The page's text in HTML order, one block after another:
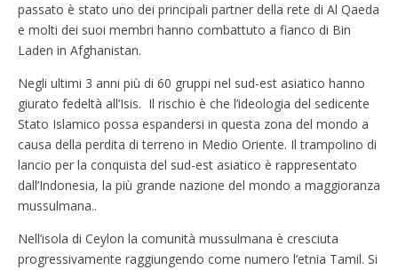
passato è stato uno dei principali partner della rete di Al Qaeda
e molti dei suoi membri hanno combattuto a fianco di Bin
Laden in Afghanistan.
Negli ultimi 3 anni più di 60 gruppi nel sud-est asiatico hanno
giurato fedeltà all’Isis. Il rischio è che l’ideologia del sedicente
Stato Islamico possa espandersi in questa zona del mondo a
causa della perdita di terreno in Medio Oriente. Il trampolino di
lancio per la conquista del sud-est asiatico è rappresentato
dall’Indonesia, la più grande nazione del mondo a maggioranza
mussulmana..
Nell’isola di Ceylon la comunità mussulmana è cresciuta
progressivamente raggiungendo come numero l’etnia Tamil. Si